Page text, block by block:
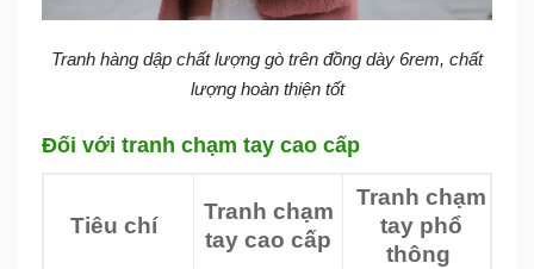
Tranh hàng dập chất lượng gò trên đồng dày 6rem, chất
lượng hoàn thiện tốt
Đối với tranh chạm tay cao cấp
Tiêu chí
Tranh chạm
tay cao cấp
Tranh chạm
tay phổ
thông